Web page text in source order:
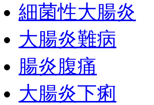
細菌性大腸炎
大腸炎難病
腸炎腹痛
大腸炎下痢